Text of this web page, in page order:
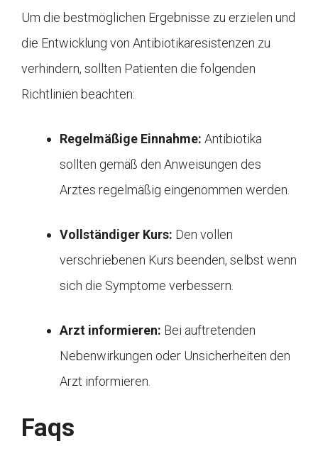
Um die bestmöglichen Ergebnisse zu erzielen und
die Entwicklung von Antibiotikaresistenzen zu
verhindern, sollten Patienten die folgenden
Richtlinien beachten:
Regelmäßige Einnahme: Antibiotika
sollten gemäß den Anweisungen des
Arztes regelmäßig eingenommen werden.
Vollständiger Kurs: Den vollen
verschriebenen Kurs beenden, selbst wenn
sich die Symptome verbessern.
Arzt informieren: Bei auftretenden
Nebenwirkungen oder Unsicherheiten den
Arzt informieren.
Faqs